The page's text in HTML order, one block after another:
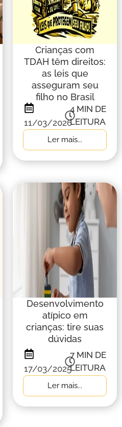
Crianças com
TDAH têm direitos:
as leis que
asseguram seu
filho no Brasil
11/03/2026
4 MIN DE
LEITURA
Ler mais...
Desenvolvimento
atípico em
crianças: tire suas
dúvidas
17/03/2025
7 MIN DE
LEITURA
Ler mais...